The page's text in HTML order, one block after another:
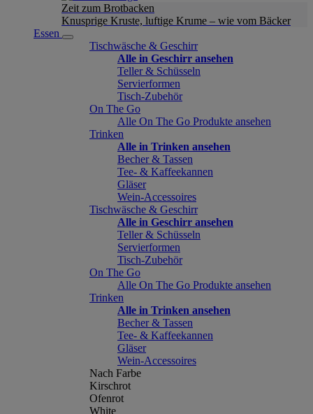
Zeit zum Brotbacken
Knusprige Kruste, luftige Krume – wie vom Bäcker
Essen
Tischwäsche & Geschirr
Alle in Geschirr ansehen
Teller & Schüsseln
Servierformen
Tisch-Zubehör
On The Go
Alle On The Go Produkte ansehen
Trinken
Alle in Trinken ansehen
Becher & Tassen
Tee- & Kaffeekannen
Gläser
Wein-Accessoires
Tischwäsche & Geschirr
Alle in Geschirr ansehen
Teller & Schüsseln
Servierformen
Tisch-Zubehör
On The Go
Alle On The Go Produkte ansehen
Trinken
Alle in Trinken ansehen
Becher & Tassen
Tee- & Kaffeekannen
Gläser
Wein-Accessoires
Nach Farbe
Kirschrot
Ofenrot
White